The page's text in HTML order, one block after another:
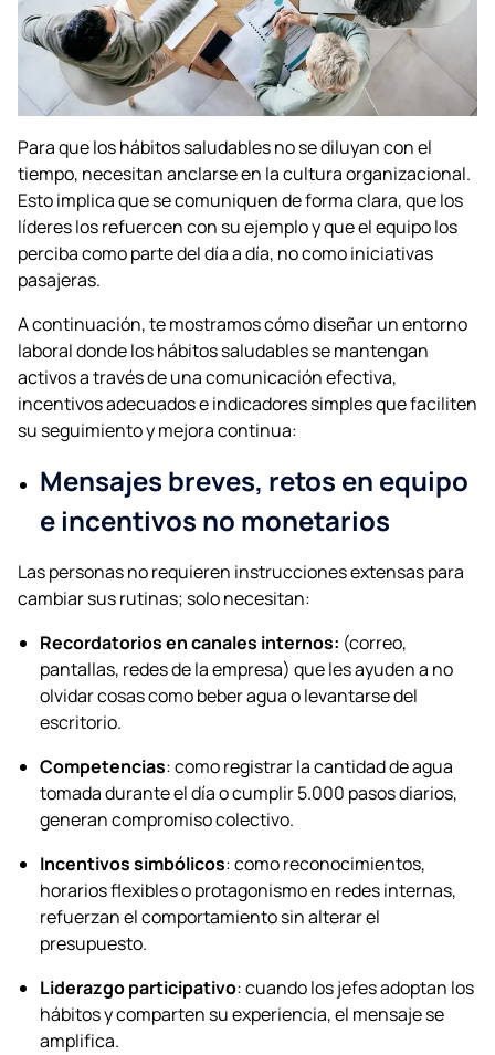
Para que los hábitos saludables no se diluyan con el
tiempo, necesitan anclarse en la cultura organizacional.
Esto implica que se comuniquen de forma clara, que los
líderes los refuercen con su ejemplo y que el equipo los
perciba como parte del día a día, no como iniciativas
pasajeras.
A continuación, te mostramos cómo diseñar un entorno
laboral donde los hábitos saludables se mantengan
activos a través de una comunicación efectiva,
incentivos adecuados e indicadores simples que faciliten
su seguimiento y mejora continua:
Mensajes breves, retos en equipo
e incentivos no monetarios
Las personas no requieren instrucciones extensas para
cambiar sus rutinas; solo necesitan:
Recordatorios en canales internos: (correo,
pantallas, redes de la empresa) que les ayuden a no
olvidar cosas como beber agua o levantarse del
escritorio.
Competencias: como registrar la cantidad de agua
tomada durante el día o cumplir 5.000 pasos diarios,
generan compromiso colectivo.
Incentivos simbólicos: como reconocimientos,
horarios flexibles o protagonismo en redes internas,
refuerzan el comportamiento sin alterar el
presupuesto.
Liderazgo participativo: cuando los jefes adoptan los
hábitos y comparten su experiencia, el mensaje se
amplifica.